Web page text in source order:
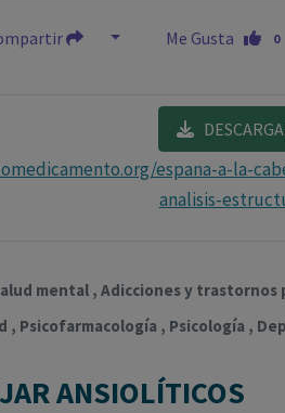
Me Gusta 0
espana-a-la-
analisis-
mental , Adicciones y
Psicofarmacología , Psicología ,
ANSIOLÍTICOS